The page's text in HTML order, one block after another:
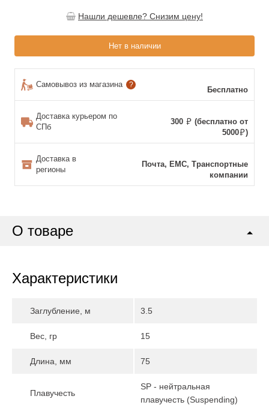
Нашли дешевле? Снизим цену!
Нет в наличии
Самовывоз из магазина ?
Бесплатно
Доставка курьером по
СПб
300
(бесплатно от
5000
)
Доставка в
регионы
Почта, ЕМС, Транспортные
компании
О товаре
Характеристики
Заглубление, м 3.5
Вес, гр 15
Длина, мм 75
Плавучесть
SP - нейтральная
плавучесть (Suspending)